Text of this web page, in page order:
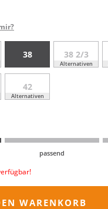
38 38 2/3
Alternativen
42
Alternativen
passend
WARENKORB